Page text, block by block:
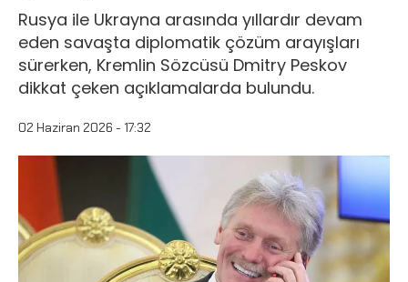
Rusya ile Ukrayna arasında yıllardır devam
eden savaşta diplomatik çözüm arayışları
sürerken, Kremlin Sözcüsü Dmitry Peskov
dikkat çeken açıklamalarda bulundu.
02 Haziran 2026 - 17:32